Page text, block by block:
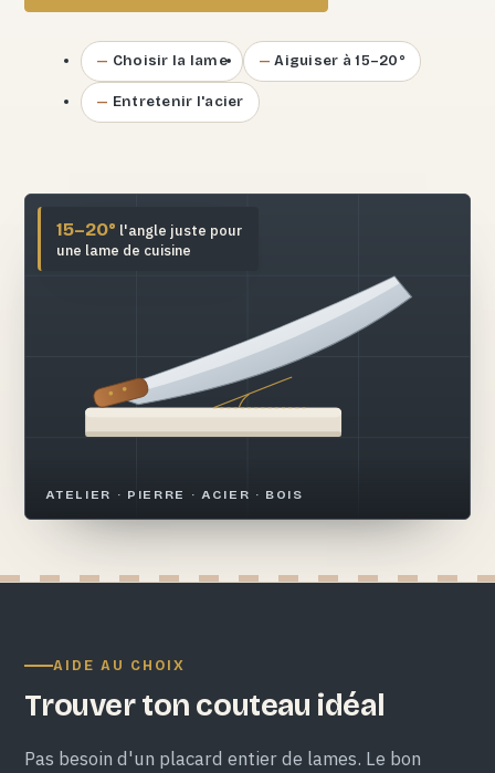
Choisir la lame Aiguiser à 15–20°
Entretenir l'acier
ATELIER · PIERRE · ACIER · BOIS
15–20° l'angle juste pour
une lame de cuisine
AIDE AU CHOIX
Trouver ton couteau idéal
Pas besoin d'un placard entier de lames. Le bon